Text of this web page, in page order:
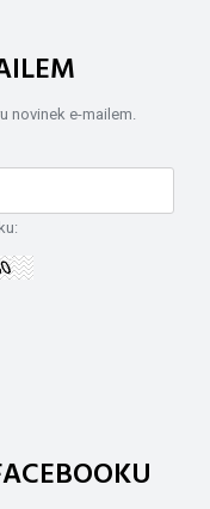
novinek e-mailem.